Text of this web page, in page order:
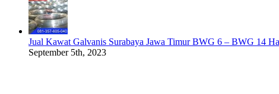
Jual Kawat Galvanis Surabaya Jawa Timur BWG 6 – BWG 14
September 5th, 2023